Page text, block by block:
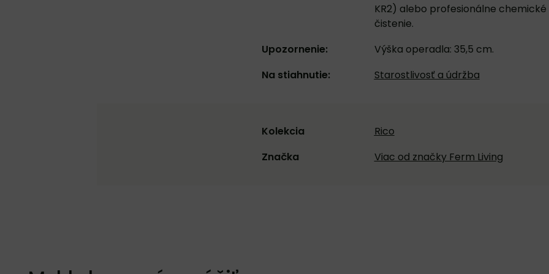
KR2) alebo profesionálne chemické
čistenie.
Upozornenie:
Výška operadla: 35,5 cm.
Na stiahnutie:
Starostlivosť a údržba
Kolekcia
Rico
Značka
Viac od značky Ferm Living